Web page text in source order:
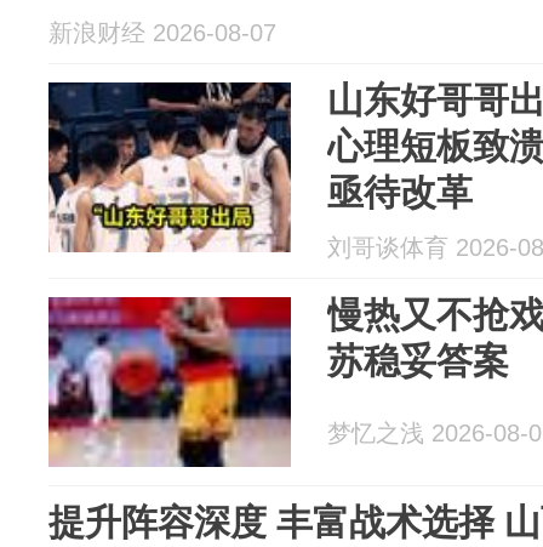
新浪财经 2026-08-07
山东好哥哥
心理短板致
亟待改革
刘哥谈体育 2026-
慢热又不抢
苏稳妥答案
梦忆之浅 2026-08-
提升阵容深度 丰富战术选择